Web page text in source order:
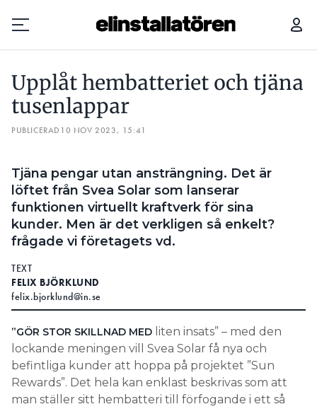
Prenumerera
Hantera prenumeration
Lediga jobb
Annonsera
Läs E-tidningen
Om tidningen
Kontakt
Personuppgifter
Search for:
SEARCH
Upplåt hembatteriet och tjäna
tusenlappar
PUBLICERAD 10 NOV 2023, 15:41
Tjäna pengar utan ansträngning. Det är
löftet från Svea Solar som lanserar
funktionen virtuellt kraftverk för sina
kunder. Men är det verkligen så enkelt?
frågade vi företagets vd.
TEXT
FELIX BJÖRKLUND
felix.bjorklund@in.se
”GÖR STOR SKILLNAD MED liten insats” – med den
lockande meningen vill Svea Solar få nya och
befintliga kunder att hoppa på projektet ”Sun
Rewards”. Det hela kan enklast beskrivas som att
man ställer sitt hembatteri till förfogande i ett så
UPPLÅT HEMBATTERIET OCH TJÄNA TUSENLAPPAR HÄR ÄR